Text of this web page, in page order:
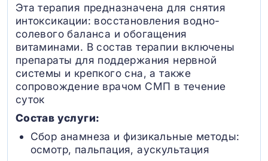
Эта терапия предназначена для снятия
интоксикации: восстановления водно-
солевого баланса и обогащения
витаминами. В состав терапии включены
препараты для поддержания нервной
системы и крепкого сна, а также
сопровождение врачом СМП в течение
суток
Состав услуги:
Сбор анамнеза и физикальные методы:
осмотр, пальпация, аускультация